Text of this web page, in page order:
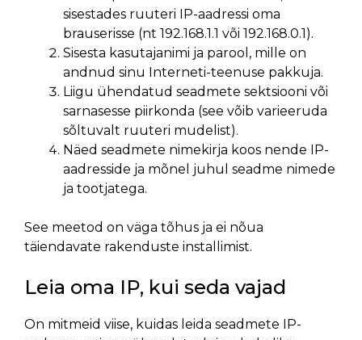
sisestades ruuteri IP-aadressi oma
brauserisse (nt 192.168.1.1 või 192.168.0.1).
Sisesta kasutajanimi ja parool, mille on
andnud sinu Interneti-teenuse pakkuja.
Liigu ühendatud seadmete sektsiooni või
sarnasesse piirkonda (see võib varieeruda
sõltuvalt ruuteri mudelist).
Näed seadmete nimekirja koos nende IP-
aadresside ja mõnel juhul seadme nimede
ja tootjatega.
See meetod on väga tõhus ja ei nõua
täiendavate rakenduste installimist.
Leia oma IP, kui seda vajad
On mitmeid viise, kuidas leida seadmete IP-